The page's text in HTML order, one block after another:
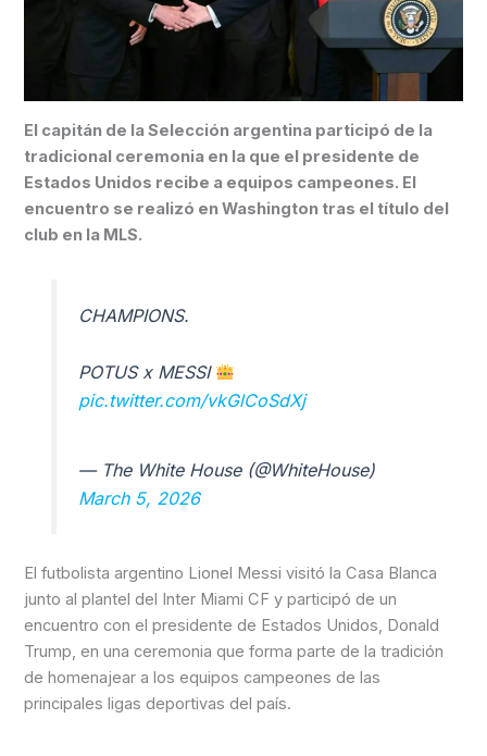
El capitán de la Selección argentina participó de la
tradicional ceremonia en la que el presidente de
Estados Unidos recibe a equipos campeones. El
encuentro se realizó en Washington tras el título del
club en la MLS.
CHAMPIONS.
POTUS x MESSI
pic.twitter.com/vkGlCoSdXj
— The White House (@WhiteHouse)
March 5, 2026
El futbolista argentino Lionel Messi visitó la Casa Blanca
junto al plantel del Inter Miami CF y participó de un
encuentro con el presidente de Estados Unidos, Donald
Trump, en una ceremonia que forma parte de la tradición
de homenajear a los equipos campeones de las
principales ligas deportivas del país.